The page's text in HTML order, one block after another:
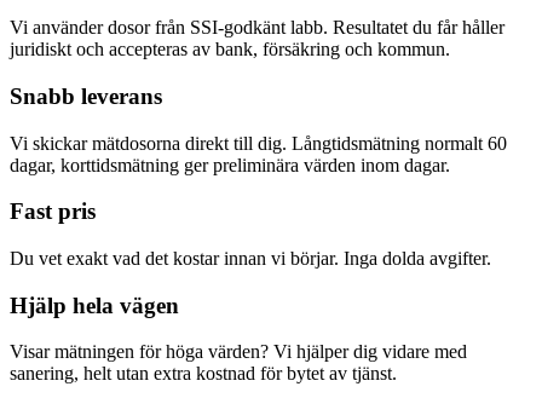
Vi använder dosor från SSI-godkänt labb. Resultatet du får håller
juridiskt och accepteras av bank, försäkring och kommun.
Snabb leverans
Vi skickar mätdosorna direkt till dig. Långtidsmätning normalt 60
dagar, korttidsmätning ger preliminära värden inom dagar.
Fast pris
Du vet exakt vad det kostar innan vi börjar. Inga dolda avgifter.
Hjälp hela vägen
Visar mätningen för höga värden? Vi hjälper dig vidare med
sanering, helt utan extra kostnad för bytet av tjänst.